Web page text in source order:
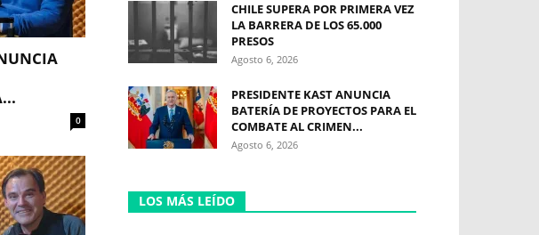
0
CHILE SUPERA POR PRIMERA VEZ
LA BARRERA DE LOS 65.000
PRESOS
Agosto 6, 2026
PRESIDENTE KAST ANUNCIA
BATERÍA DE PROYECTOS PARA EL
COMBATE AL CRIMEN...
Agosto 6, 2026
LOS MÁS LEÍDO